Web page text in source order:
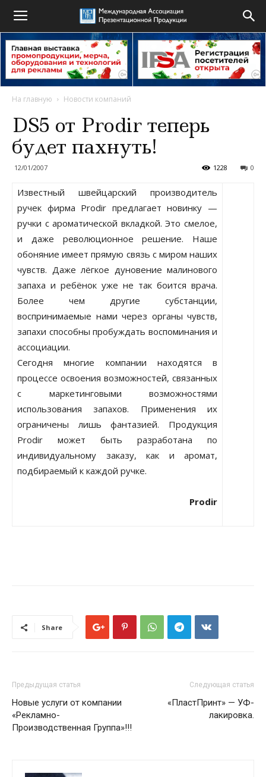
На главную Новости компаний
DS5 от Prodir теперь
будет пахнуть!
12/01/2007 0
1228
Известный швейцарский производитель
ручек фирма Prodir предлагает новинку —
ручки с ароматической вкладкой. Это смелое,
и даже революционное решение. Наше
обоняние имеет прямую связь с миром наших
чувств. Даже лёгкое дуновение малинового
запаха и ребёнок уже не так боится врача.
Более чем другие субстанции,
воспринимаемые нами через органы чувств,
запахи способны пробуждать воспоминания и
ассоциации.
Сегодня многие компании находятся в
процессе освоения возможностей, связанных
с маркетинговыми возможностями
использования запахов. Применения их
ограничены лишь фантазией. Продукция
Prodir может быть разработана по
индивидуальному заказу, как и аромат,
подбираемый к каждой ручке.
Prodir
Share
Предыдущая статья
Новые услуги от компании
«Рекламно-
Производственная Группа»!!!
Следующая статья
«ПластПринт» — УФ-
лакировка.